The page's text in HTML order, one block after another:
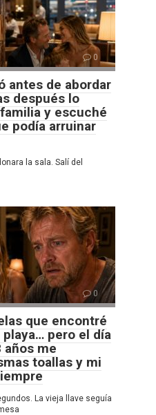
0
antes de abordar
después lo
y escuché
podía arruinar
la sala. Salí del
0
que encontré
playa… pero el día
años me
toallas y mi
La vieja llave seguía